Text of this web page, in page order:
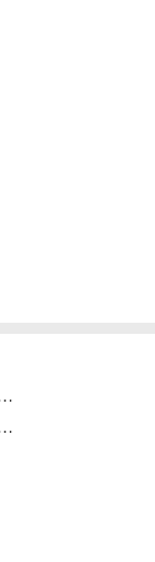
潮的故事（做爱口交自摸高潮过程）
我下面口述（两个男性口交）